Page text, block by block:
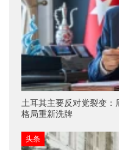
土耳其主要反对党裂变
格局重新洗牌
头条